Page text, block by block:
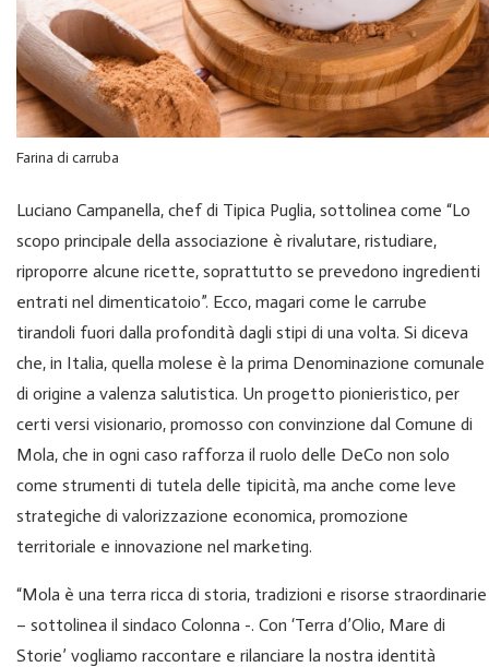
Farina di carruba
Luciano Campanella, chef di Tipica Puglia, sottolinea come “Lo
scopo principale della associazione è rivalutare, ristudiare,
riproporre alcune ricette, soprattutto se prevedono ingredienti
entrati nel dimenticatoio”. Ecco, magari come le carrube
tirandoli fuori dalla profondità dagli stipi di una volta. Si diceva
che, in Italia, quella molese è la prima Denominazione comunale
di origine a valenza salutistica. Un progetto pionieristico, per
certi versi visionario, promosso con convinzione dal Comune di
Mola, che in ogni caso rafforza il ruolo delle DeCo non solo
come strumenti di tutela delle tipicità, ma anche come leve
strategiche di valorizzazione economica, promozione
territoriale e innovazione nel marketing.
“Mola è una terra ricca di storia, tradizioni e risorse straordinarie
– sottolinea il sindaco Colonna -. Con ‘Terra d’Olio, Mare di
Storie’ vogliamo raccontare e rilanciare la nostra identità